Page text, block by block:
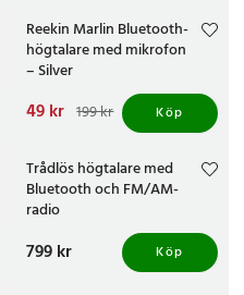
Reekin Marlin Bluetooth-
högtalare med mikrofon
– Silver
Nuvarande pris
Tidigare pris 199 kr
49 kr 199 kr Köp
Trådlös högtalare med
Bluetooth och FM/AM-
radio
Pris:799 kr
799 kr Köp